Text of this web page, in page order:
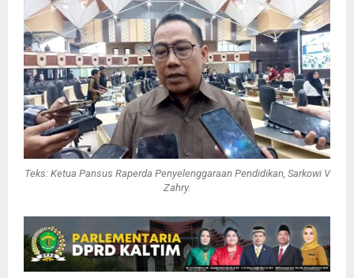
Teks: Ketua Pansus Raperda Penyelenggaraan Pendidikan, Sarkowi V
Zahry.